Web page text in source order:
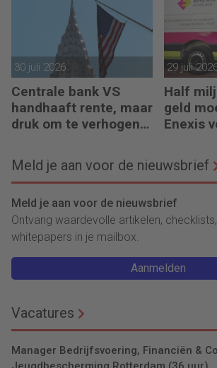
30 juli 2026
Centrale bank VS
handhaaft rente, maar
druk om te verhogen
29 juli
Half
geld
Enexis
Meld je aan voor de nieuwsbrief
Meld je aan voor de nieuwsbrief
Ontvang waardevolle artikelen,
whitepapers in je mailbox.
Aanmelden
Vacatures
Manager Bedrijfsvoering, Financiën &